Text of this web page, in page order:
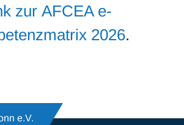
zur AFCEA e-
2026.
e.V.